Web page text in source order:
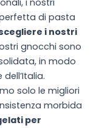
i nostri
di pasta
i nostri
gnocchi sono
in modo
solo le migliori
morbida
per